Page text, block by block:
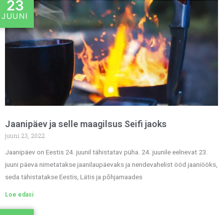
23
JUUNI
Jaanipäev ja selle maagilsus Seifi jaoks
juuni 23, 2022
Jaanipäev on Eestis 24. juunil tähistatav püha. 24. juunile eelnevat 23.
juuni päeva nimetatakse jaanilaupäevaks ja nendevahelist ööd jaaniööks,
seda tähistatakse Eestis, Lätis ja põhjamaades
Loe edasi